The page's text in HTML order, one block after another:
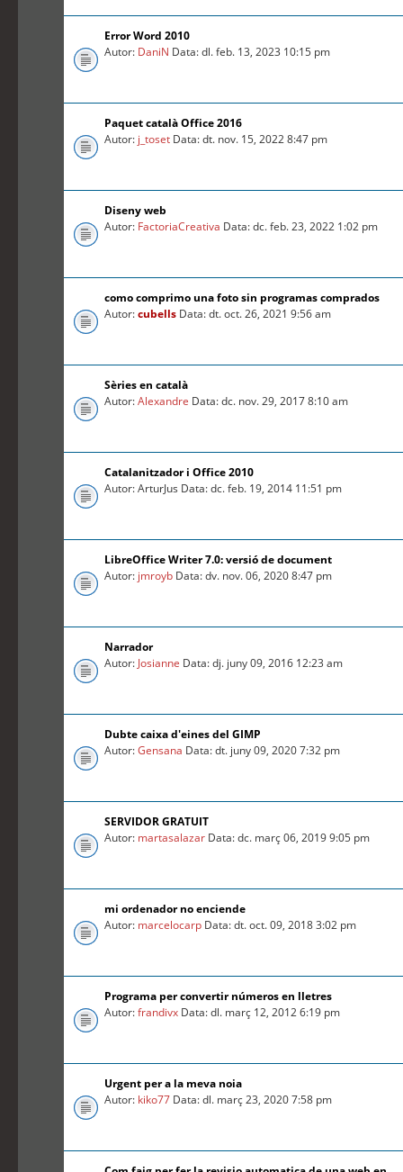
Error Word 2010
Autor: DaniN Data: dl. feb. 13, 2023 10:15 pm
Paquet català Office 2016
Autor: j_toset Data: dt. nov. 15, 2022 8:47 pm
Diseny web
Autor: FactoriaCreativa Data: dc. feb. 23, 2022 1:02 pm
como comprimo una foto sin programas comprados
Autor:cubells Data: dt. oct. 26, 2021 9:56 am
Sèries en català
Autor:Alexandre Data: dc. nov. 29, 2017 8:10 am
Catalanitzador i Office 2010
Autor: ArturJus Data: dc. feb. 19, 2014 11:51 pm
LibreOffice Writer 7.0: versió de document
Autor: jmroyb Data: dv. nov. 06, 2020 8:47 pm
Narrador
Autor: Josianne Data: dj. juny 09, 2016 12:23 am
Dubte caixa d'eines del GIMP
Autor:Gensana Data: dt. juny 09, 2020 7:32 pm
SERVIDOR GRATUIT
Autor: martasalazar Data: dc. març 06, 2019 9:05 pm
mi ordenador no enciende
Autor: marcelocarp Data: dt. oct. 09, 2018 3:02 pm
Programa per convertir números en lletres
Autor:frandivx Data: dl. març 12, 2012 6:19 pm
Urgent per a la meva noia
Autor: kiko77 Data: dl. març 23, 2020 7:58 pm